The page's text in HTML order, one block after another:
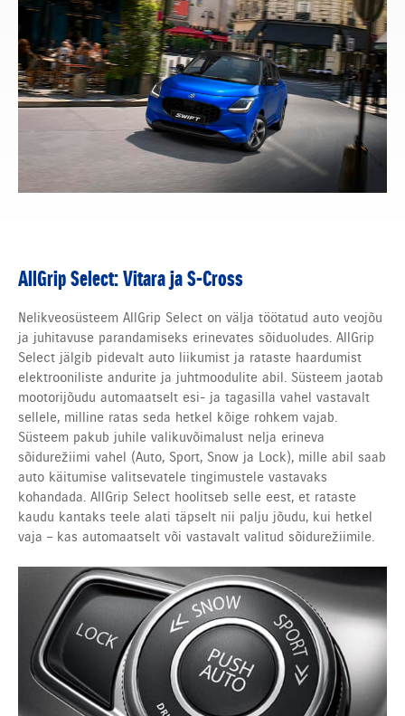
AllGrip Select: Vitara ja S-Cross
Nelikveosüsteem AllGrip Select on välja töötatud auto veojõu
ja juhitavuse parandamiseks erinevates sõiduoludes. AllGrip
Select jälgib pidevalt auto liikumist ja rataste haardumist
elektrooniliste andurite ja juhtmoodulite abil. Süsteem jaotab
mootorijõudu automaatselt esi- ja tagasilla vahel vastavalt
sellele, milline ratas seda hetkel kõige rohkem vajab.
Süsteem pakub juhile valikuvõimalust nelja erineva
sõidurežiimi vahel (Auto, Sport, Snow ja Lock), mille abil saab
auto käitumise valitsevatele tingimustele vastavaks
kohandada. AllGrip Select hoolitseb selle eest, et rataste
kaudu kantaks teele alati täpselt nii palju jõudu, kui hetkel
vaja – kas automaatselt või vastavalt valitud sõidurežiimile.